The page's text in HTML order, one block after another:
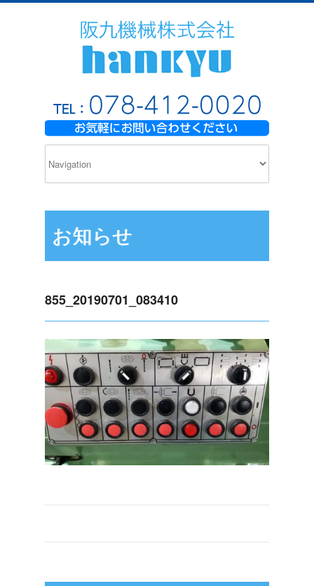
お知らせ
855_20190701_083410